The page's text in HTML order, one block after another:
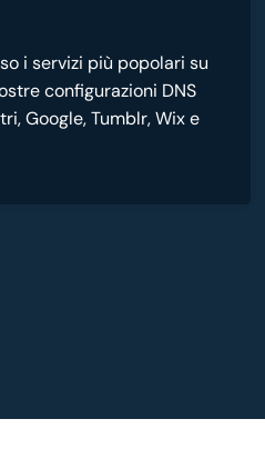
i servizi più popolari su
configurazioni DNS
Google, Tumblr, Wix e